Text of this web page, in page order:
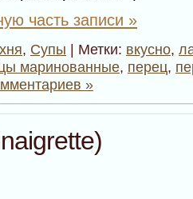
часть записи »
, Супы | Метки: вкусно,
маринованные, перец,
»